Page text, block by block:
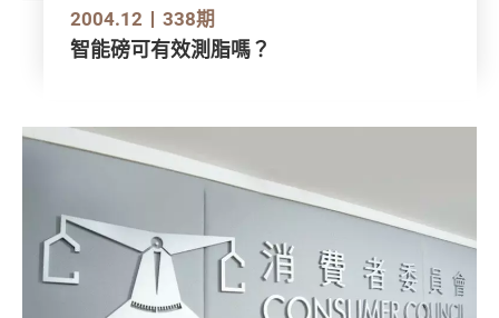
2004.12 338期
智能磅可有效測脂嗎？